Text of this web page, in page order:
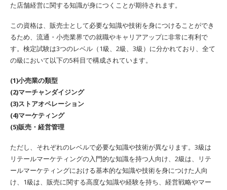
た店舗経営に関する知識が身につくことが期待されます。
この資格は、販売士として必要な知識や技術を身につけることができ
るため、流通・小売業界での就職やキャリアアップに非常に有利で
す。検定試験は3つのレベル（1級、2級、3級）に分かれており、全て
の級において以下の5科目で構成されています。
(1)小売業の類型
(2)マーチャンダイジング
(3)ストアオペレーション
(4)マーケティング
(5)販売・経営管理
ただし、それぞれのレベルで必要な知識や技術が異なります。3級は
リテールマーケティングの入門的な知識を持つ人向け、2級は、リテ
ールマーケティングにおける基本的な知識や技術を身につけた人向
け、1級は、販売に関する高度な知識や経験を持ち、経営戦略やマー